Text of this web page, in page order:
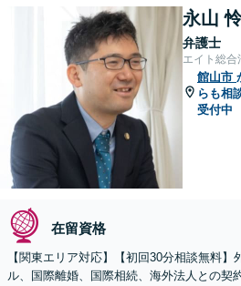
永山
弁護士
エイト総合
館山市
らも相
受付中
在留資格
【関東エリア対応】【初回30分相談無料
ル、国際離婚、国際相続、海外法人との契